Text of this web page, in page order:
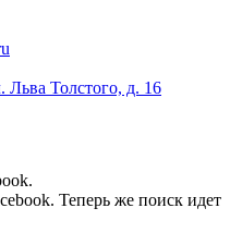
Льва Толстого, д. 16
Теперь же поиск идет